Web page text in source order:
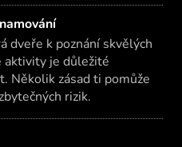
dveře k poznání skvělých
aktivity je důležité
Několik zásad ti pomůže
rizik.